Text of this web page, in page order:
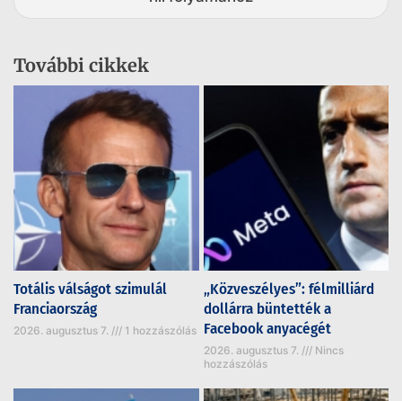
További cikkek
Totális válságot szimulál
Franciaország
2026. augusztus 7. 1 hozzászólás
„Közveszélyes”: félmilliárd
dollárra büntették a
Facebook anyacégét
2026. augusztus 7.
Nincs
hozzászólás